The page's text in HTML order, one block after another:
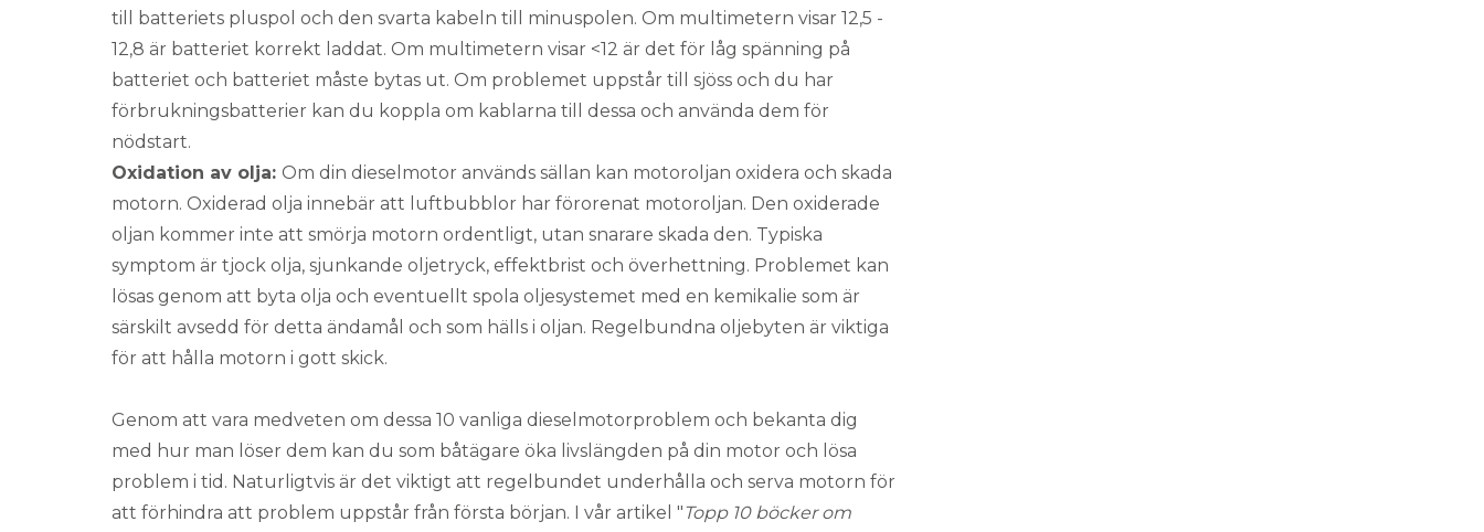
till batteriets pluspol och den svarta kabeln till minuspolen. Om multimetern visar 12,5 -
12,8 är batteriet korrekt laddat. Om multimetern visar <12 är det för låg spänning på
batteriet och batteriet måste bytas ut. Om problemet uppstår till sjöss och du har
förbrukningsbatterier kan du koppla om kablarna till dessa och använda dem för
nödstart.
Oxidation av olja: Om din dieselmotor används sällan kan motoroljan oxidera och skada
motorn. Oxiderad olja innebär att luftbubblor har förorenat motoroljan. Den oxiderade
oljan kommer inte att smörja motorn ordentligt, utan snarare skada den. Typiska
symptom är tjock olja, sjunkande oljetryck, effektbrist och överhettning. Problemet kan
lösas genom att byta olja och eventuellt spola oljesystemet med en kemikalie som är
särskilt avsedd för detta ändamål och som hälls i oljan. Regelbundna oljebyten är viktiga
för att hålla motorn i gott skick.
Genom att vara medveten om dessa 10 vanliga dieselmotorproblem och bekanta dig
med hur man löser dem kan du som båtägare öka livslängden på din motor och lösa
problem i tid. Naturligtvis är det viktigt att regelbundet underhålla och serva motorn för
att förhindra att problem uppstår från första början. I vår artikel "Topp 10 böcker om